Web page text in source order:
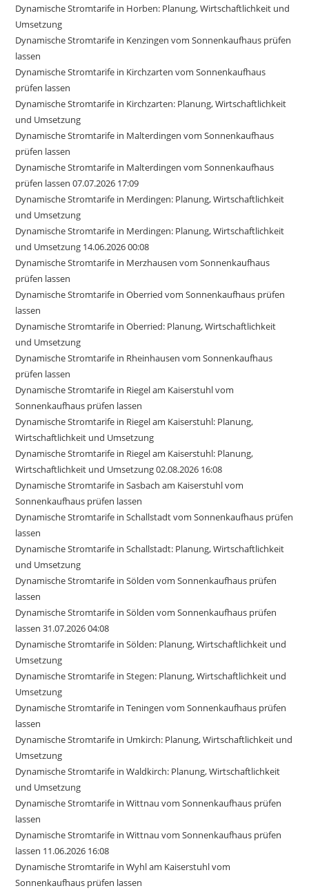
Dynamische Stromtarife in Horben: Planung, Wirtschaftlichkeit und
Umsetzung
Dynamische Stromtarife in Kenzingen vom Sonnenkaufhaus prüfen
lassen
Dynamische Stromtarife in Kirchzarten vom Sonnenkaufhaus
prüfen lassen
Dynamische Stromtarife in Kirchzarten: Planung, Wirtschaftlichkeit
und Umsetzung
Dynamische Stromtarife in Malterdingen vom Sonnenkaufhaus
prüfen lassen
Dynamische Stromtarife in Malterdingen vom Sonnenkaufhaus
prüfen lassen 07.07.2026 17:09
Dynamische Stromtarife in Merdingen: Planung, Wirtschaftlichkeit
und Umsetzung
Dynamische Stromtarife in Merdingen: Planung, Wirtschaftlichkeit
und Umsetzung 14.06.2026 00:08
Dynamische Stromtarife in Merzhausen vom Sonnenkaufhaus
prüfen lassen
Dynamische Stromtarife in Oberried vom Sonnenkaufhaus prüfen
lassen
Dynamische Stromtarife in Oberried: Planung, Wirtschaftlichkeit
und Umsetzung
Dynamische Stromtarife in Rheinhausen vom Sonnenkaufhaus
prüfen lassen
Dynamische Stromtarife in Riegel am Kaiserstuhl vom
Sonnenkaufhaus prüfen lassen
Dynamische Stromtarife in Riegel am Kaiserstuhl: Planung,
Wirtschaftlichkeit und Umsetzung
Dynamische Stromtarife in Riegel am Kaiserstuhl: Planung,
Wirtschaftlichkeit und Umsetzung 02.08.2026 16:08
Dynamische Stromtarife in Sasbach am Kaiserstuhl vom
Sonnenkaufhaus prüfen lassen
Dynamische Stromtarife in Schallstadt vom Sonnenkaufhaus prüfen
lassen
Dynamische Stromtarife in Schallstadt: Planung, Wirtschaftlichkeit
und Umsetzung
Dynamische Stromtarife in Sölden vom Sonnenkaufhaus prüfen
lassen
Dynamische Stromtarife in Sölden vom Sonnenkaufhaus prüfen
lassen 31.07.2026 04:08
Dynamische Stromtarife in Sölden: Planung, Wirtschaftlichkeit und
Umsetzung
Dynamische Stromtarife in Stegen: Planung, Wirtschaftlichkeit und
Umsetzung
Dynamische Stromtarife in Teningen vom Sonnenkaufhaus prüfen
lassen
Dynamische Stromtarife in Umkirch: Planung, Wirtschaftlichkeit und
Umsetzung
Dynamische Stromtarife in Waldkirch: Planung, Wirtschaftlichkeit
und Umsetzung
Dynamische Stromtarife in Wittnau vom Sonnenkaufhaus prüfen
lassen
Dynamische Stromtarife in Wittnau vom Sonnenkaufhaus prüfen
lassen 11.06.2026 16:08
Dynamische Stromtarife in Wyhl am Kaiserstuhl vom
Sonnenkaufhaus prüfen lassen